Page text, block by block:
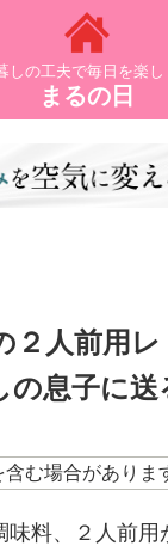
しの工夫で毎日を楽し
まるの日
２人前用
の息子に送
む場合がありま
味料、２人前用